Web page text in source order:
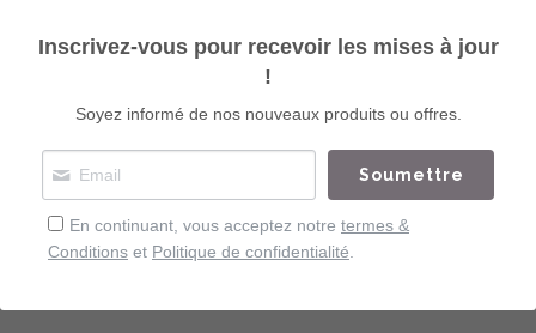
Rechercher
40,00 €
Impression sur papier d'Art
Format A3
Série limitée
Inscrivez-vous pour recevoir les mises à jour
!
Soyez informé de nos nouveaux produits ou offres.
Soumettre
En continuant, vous acceptez notre termes &
Conditions et Politique de confidentialité